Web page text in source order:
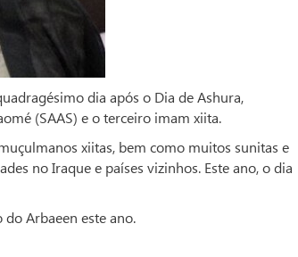
dia após o Dia de Ashura,
(SAAS) e o terceiro imam xiita.
xiitas, bem como muitos sunitas e
no Iraque e países vizinhos. Este ano, o dia
Arbaeen este ano.